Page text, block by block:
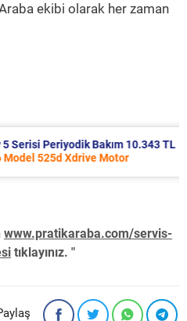
ekibi olarak her zaman
Bakım 10.343 TL
Xdrive Motor
www.pratikaraba.com/servis-
tıklayınız. "